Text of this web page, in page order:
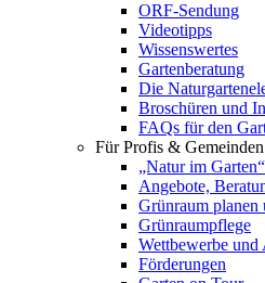
ORF-Sendung
Videotipps
Wissenswertes
Gartenberatung
Die
Broschüren und
FAQs für den
Für Profis & Gemeinden
„Natur im
Angebote,
Grünraum planen
Grünraumpflege
Wettbewerbe und
Förderungen